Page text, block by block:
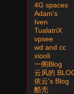
4G spaces
Adam's
Iven
TualatriX
vpsee
wd and cc
xiooli
一阁Blog
云风的
依云's Blog
酷壳